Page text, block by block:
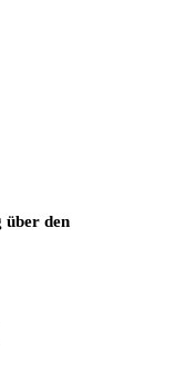
über den